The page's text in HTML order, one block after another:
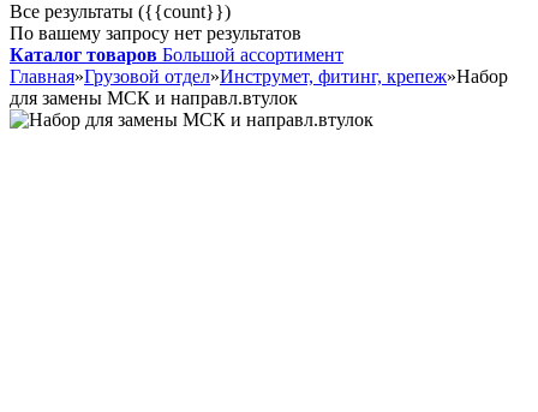
Все результаты ({{count}})
По вашему запросу нет результатов
Каталог товаров Большой ассортимент
Главная»Грузовой отдел»Инструмет, фитинг, крепеж»Набор
для замены МСК и направл.втулок